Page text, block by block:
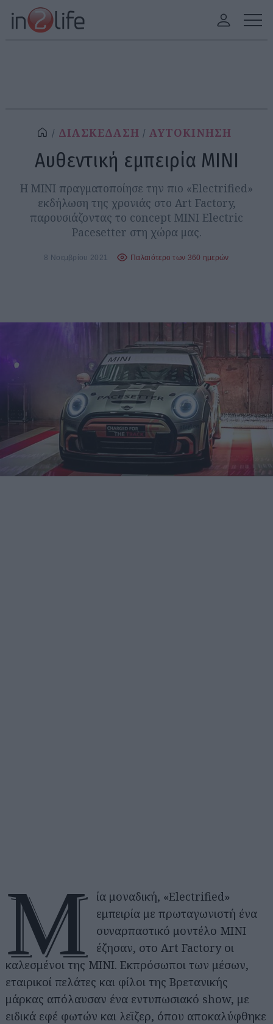
ΔΙΑΣΚΕΔΑΣΗ ΑΥΤΟΚΙΝΗΣΗ
Αυθεντική εμπειρία MINI
Η MINI πραγματοποίησε την πιο «Electrified»
εκδήλωση της χρονιάς στο Art Factory,
παρουσιάζοντας το concept MINI Electric
Pacesetter στη χώρα μας.
8 Νοεμβρίου 2021 Παλαιότερο των 360 ημερών
Μ
ία μοναδική, «Electrified»
εμπειρία με πρωταγωνιστή ένα
συναρπαστικό μοντέλο ΜΙΝΙ
έζησαν, στο Art Factory οι
καλεσμένοι της ΜΙΝΙ. Εκπρόσωποι των μέσων,
εταιρικοί πελάτες και φίλοι της Βρετανικής
μάρκας απόλαυσαν ένα εντυπωσιακό show, με
ειδικά εφέ φωτών και λεϊζερ, όπου αποκαλύφθηκε